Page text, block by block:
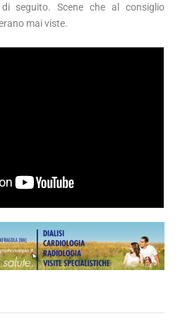
seguito. Scene che al consiglio
mai viste.